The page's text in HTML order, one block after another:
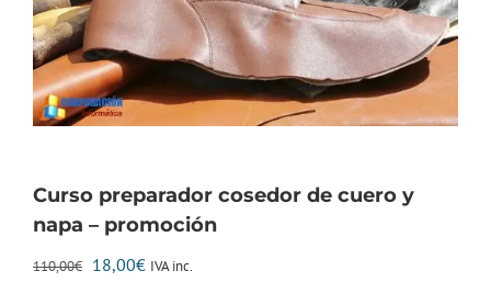
Curso preparador cosedor de cuero y
napa – promoción
110,00€ El
18,00€ElIVA inc.